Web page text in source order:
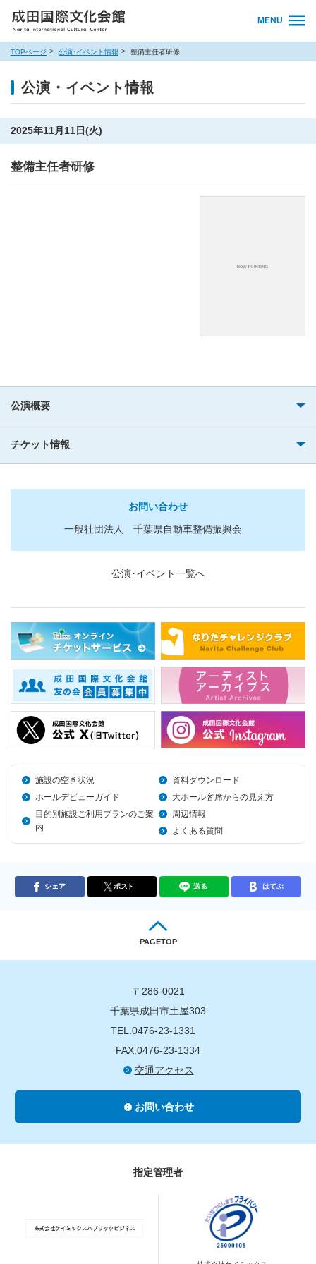
MENU
TOPページ 公演･イベント情報 整備主任者研修
公演・イベント情報
2025年11月11日(火)
整備主任者研修
公演概要
チケット情報
お問い合わせ
一般社団法人 千葉県自動車整備振興会
公演･イベント一覧へ
施設の空き状況
資料ダウンロード
ホールデビューガイド
大ホール客席からの見え方
目的別施設ご利用プランのご案
内
周辺情報
よくある質問
シェア ポスト 送る はてぶ
PAGETOP
〒286-0021
千葉県成田市土屋303
TEL.0476-23-1331
FAX.0476-23-1334
交通アクセス
お問い合わせ
指定管理者